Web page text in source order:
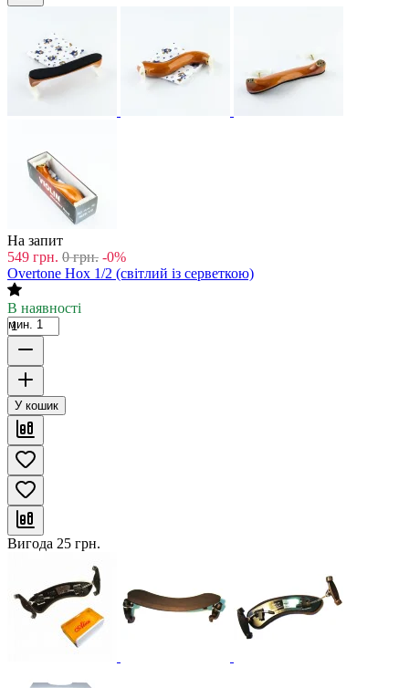
На запит
549 грн. 0 грн. -0%
Overtone Hox 1/2 (світлий із серветкою)
В наявності
мин. 1
У кошик
Вигода 25 грн.